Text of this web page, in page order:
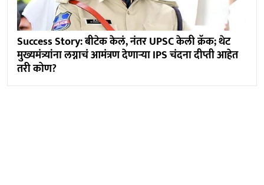
Success Story: बीटेक केलं, नंतर UPSC केली क्रॅक; थेट
मुख्यमंत्र्यांना लग्नाचं आमंत्रण देणाऱ्या IPS चंदना दीप्ती आहेत
तरी कोण?